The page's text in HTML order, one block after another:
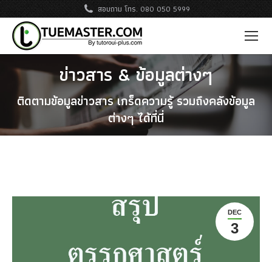
สอบถาม โทร. 080 050 5999
ข่าวสาร & ข้อมูลต่างๆ
ติดตามข้อมูลข่าวสาร เกร็ดความรู้ รวมถึงคลังข้อมูล
ต่างๆ ได้ที่นี่
DEC
3